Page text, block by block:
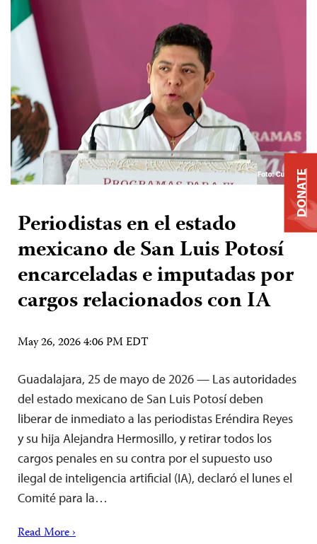
Periodistas en el estado
mexicano de San Luis Potosí
encarceladas e imputadas por
cargos relacionados con IA
May 26, 2026 4:06 PM EDT
Guadalajara, 25 de mayo de 2026 — Las autoridades
del estado mexicano de San Luis Potosí deben
liberar de inmediato a las periodistas Eréndira Reyes
y su hija Alejandra Hermosillo, y retirar todos los
cargos penales en su contra por el supuesto uso
ilegal de inteligencia artificial (IA), declaró el lunes el
Comité para la…
Read More ›
DONATE